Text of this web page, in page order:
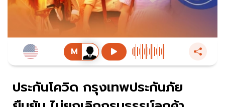
ประกันโควิด กรุงเทพประกันภัย